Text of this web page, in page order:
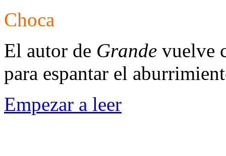
Choca
El autor de Grande vuelve
para espantar el
Empezar a leer